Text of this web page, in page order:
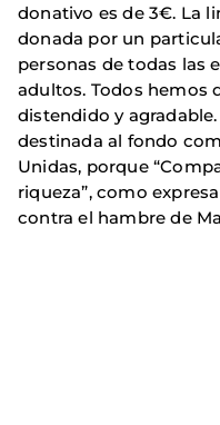
donativo es de 3€. La
donada por un
personas de todas las
adultos. Todos hemos
distendido y
destinada al fondo
Unidas, porque
riqueza”, como
contra el hambre de